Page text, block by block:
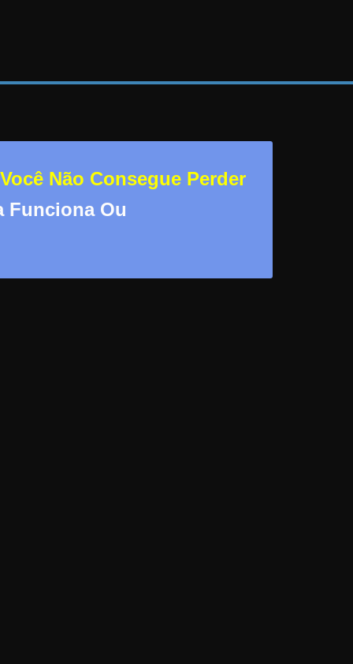
Não Consegue Perder
Funciona Ou